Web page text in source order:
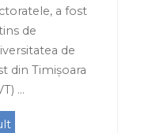
a fost
de
de
din Timișoara
…